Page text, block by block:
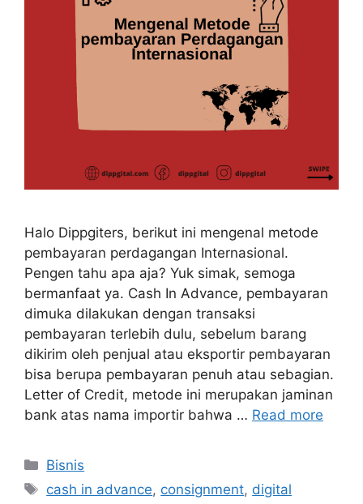
Halo Dippgiters, berikut ini mengenal metode
pembayaran perdagangan Internasional.
Pengen tahu apa aja? Yuk simak, semoga
bermanfaat ya. Cash In Advance, pembayaran
dimuka dilakukan dengan transaksi
pembayaran terlebih dulu, sebelum barang
dikirim oleh penjual atau eksportir pembayaran
bisa berupa pembayaran penuh atau sebagian.
Letter of Credit, metode ini merupakan jaminan
bank atas nama importir bahwa … Read more
Bisnis
cash in advance, consignment, digital